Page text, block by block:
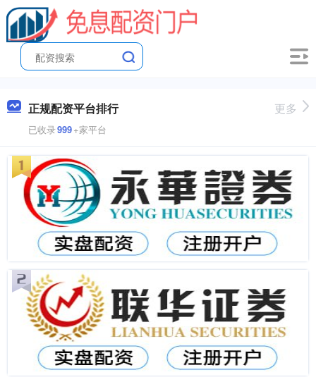
正规配资平台排行
已收录999+家平台
更多